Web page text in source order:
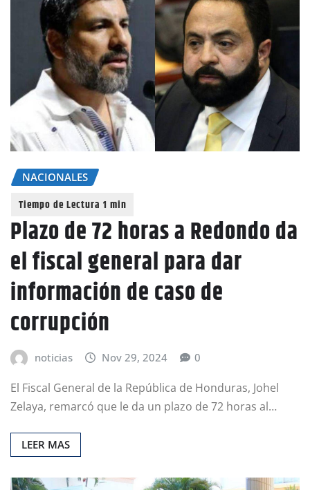
NACIONALES
Plazo de 72 horas a Redondo da
el fiscal general para dar
información de caso de
corrupción
noticias Nov 29, 2024 0
El Fiscal General de la República de Honduras, Johel
Zelaya, remarcó que le da un plazo de 72 horas al…
LEER MAS